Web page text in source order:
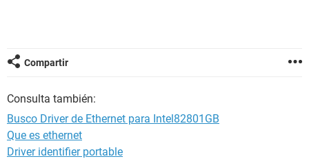
Compartir
Consulta también:
Busco Driver de Ethernet para Intel82801GB
Que es ethernet
Driver identifier portable